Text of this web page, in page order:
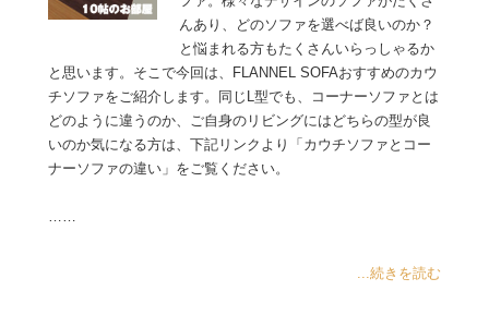
んあり、どのソファを選べば良いのか？
と悩まれる方もたくさんいらっしゃるか
と思います。そこで今回は、FLANNEL SOFAおすすめのカウ
チソファをご紹介します。同じL型でも、コーナーソファとは
どのように違うのか、ご自身のリビングにはどちらの型が良
いのか気になる方は、下記リンクより「カウチソファとコー
ナーソファの違い」をご覧ください。
……
...続きを読む